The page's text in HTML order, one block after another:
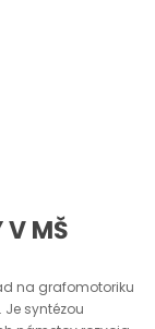
V MŠ
na grafomotoriku
Je syntézou